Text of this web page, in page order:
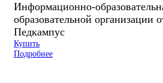
Информационно-
образовательной организации
Педкампус
Купить
Подробнее